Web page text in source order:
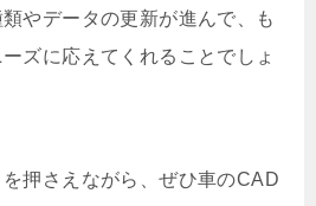
やデータの更新が進んで、も
ズに応えてくれることでしょ
を押さえながら、ぜひ車のCAD